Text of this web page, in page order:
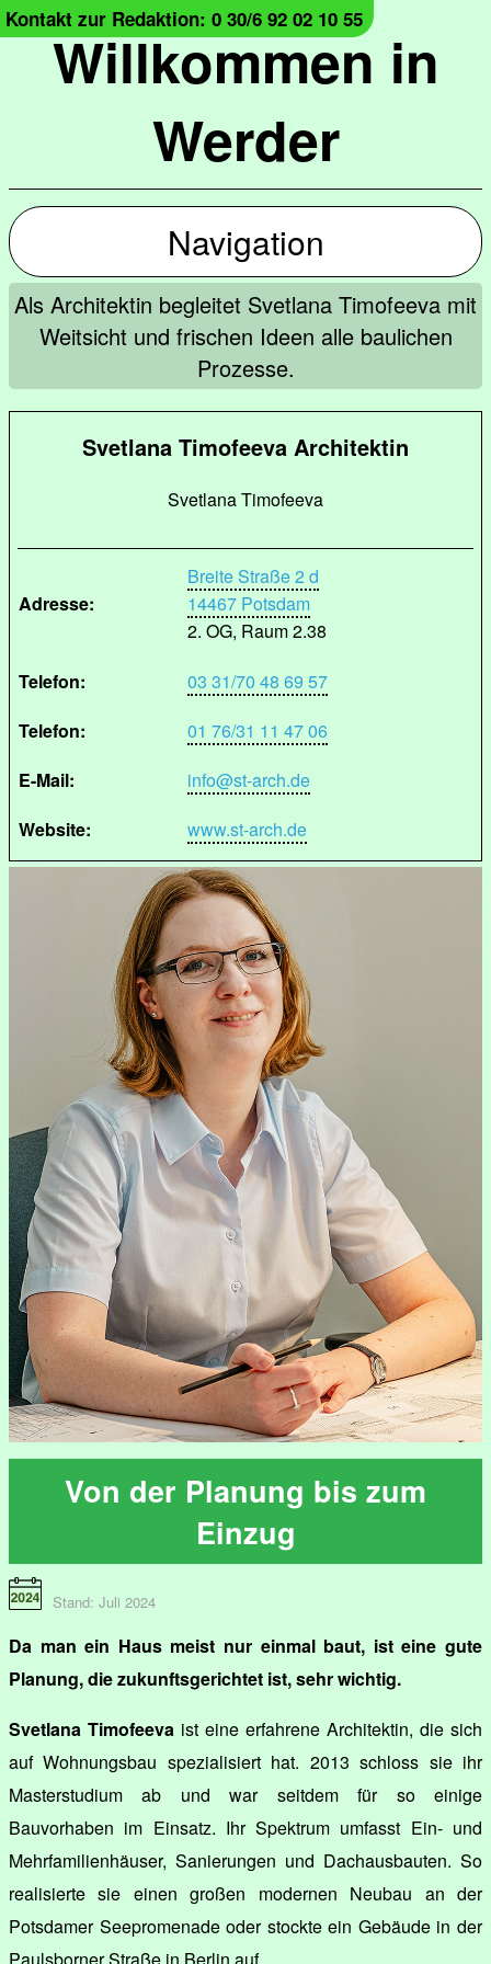
Willkommen in
Werder
Kontakt zur Redaktion: 0 30/6 92 02 10 55
Navigation
Als Architektin begleitet Svetlana Timofeeva mit
Weitsicht und frischen Ideen alle baulichen
Prozesse.
Svetlana Timofeeva Architektin
Svetlana Timofeeva
Adresse:
Breite Straße 2 d
14467 Potsdam
2. OG, Raum 2.38
Telefon:
03 31/70 48 69 57
Telefon:
01 76/31 11 47 06
E-Mail:
info@st-arch.de
Website:
www.st-arch.de
Von der Planung bis zum
Einzug
Stand: Juli 2024
Da man ein Haus meist nur einmal baut, ist eine gute
Planung, die zukunftsgerichtet ist, sehr wichtig.
Svetlana Timofeeva ist eine erfahrene Architektin, die sich
auf Wohnungsbau spezialisiert hat. 2013 schloss sie ihr
Masterstudium ab und war seitdem für so einige
Bauvorhaben im Einsatz. Ihr Spektrum umfasst Ein- und
Mehrfamilienhäuser, Sanierungen und Dachausbauten. So
realisierte sie einen großen modernen Neubau an der
Potsdamer Seepromenade oder stockte ein Gebäude in der